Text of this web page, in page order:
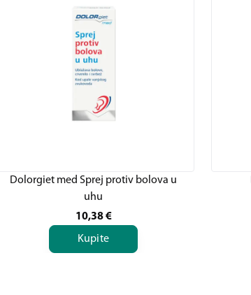
Dolorgiet med Sprej protiv bolova u
uhu
10,38 €
Kupite